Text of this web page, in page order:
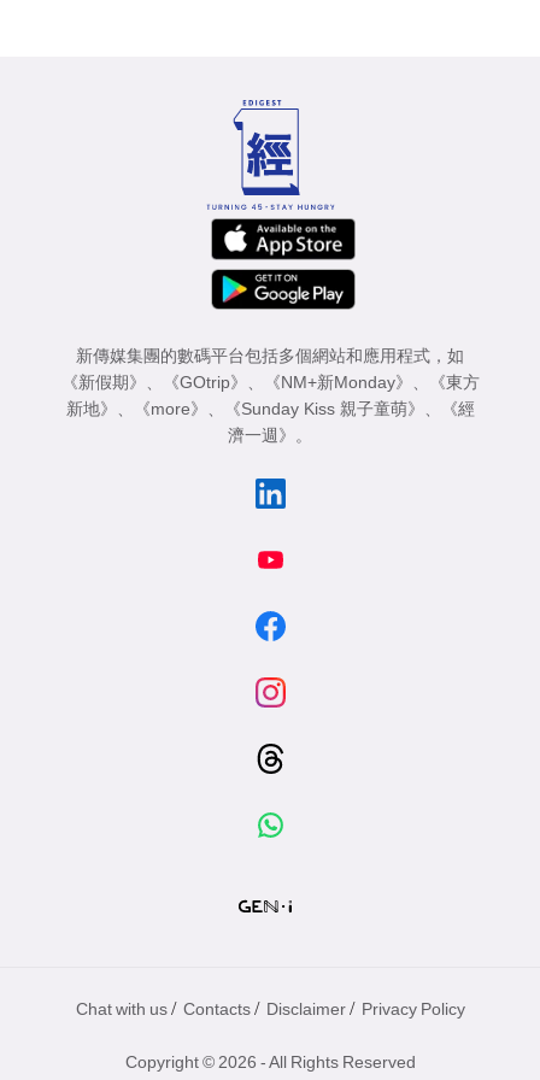
新傳媒集團的數碼平台包括多個網站和應用程式，如
《新假期》
《GOtrip》 《NM+新Monday》
《東方
新地》
《more》 《Sunday Kiss 親子童萌》
《經
濟一週》
。
Chat with us / Contacts / Disclaimer / Privacy Policy
Copyright © 2026 - All Rights Reserved